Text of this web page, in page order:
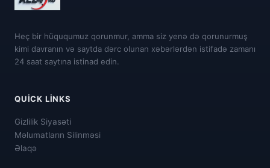
Heç bir hüququmuz qorunmur, amma siz yenə də qorunurmuş
kimi davranın və saytda dərc olunan xəbərlərdən istifadə zamanı
24 saat saytına istinad edin.
QUICK LINKS
Gizlilik Siyasəti
Məlumatların Silinməsi
Əlaqə